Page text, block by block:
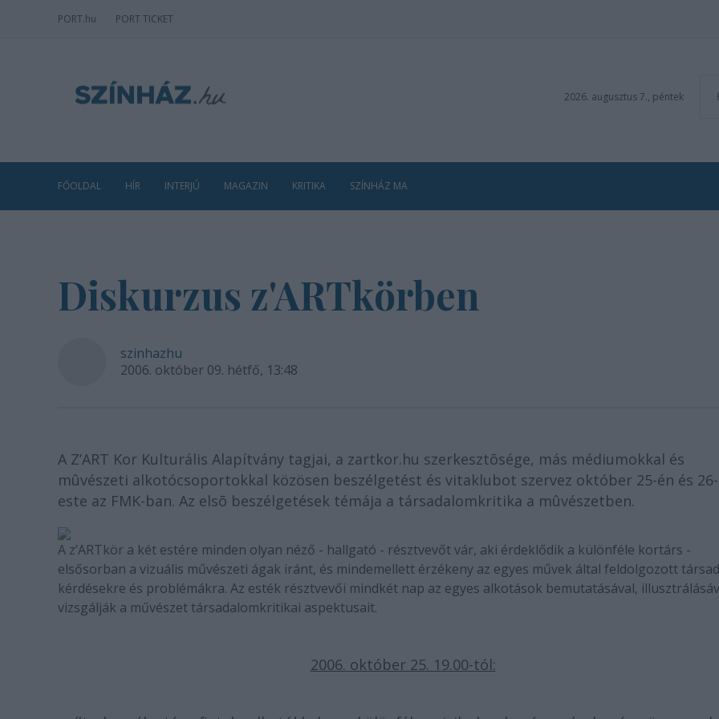
PORT.hu PORT TICKET
2026. augusztus 7., péntek
FŐOLDAL HÍR INTERJÚ MAGAZIN KRITIKA SZÍNHÁZ MA
Diskurzus z'ARTkörben
szinhazhu
2006. október 09. hétfő, 13:48
A Z’ART Kor Kulturális Alapítvány tagjai, a zartkor.hu szerkesztõsége, más médiumokkal és
mûvészeti alkotócsoportokkal közösen beszélgetést és vitaklubot szervez október 25-én és
este az FMK-ban. Az elsõ beszélgetések témája a társadalomkritika a mûvészetben.
A z’ARTkör a két estére minden olyan néző - hallgató - résztvevőt vár, aki érdeklődik a különféle kortárs -
elsősorban a vizuális művészeti ágak iránt, és mindemellett érzékeny az egyes művek által feldolgozott
kérdésekre és problémákra. Az esték résztvevői mindkét nap az egyes alkotások bemutatásával,
vizsgálják a művészet társadalomkritikai aspektusait.
2006. október 25. 19.00-tól: